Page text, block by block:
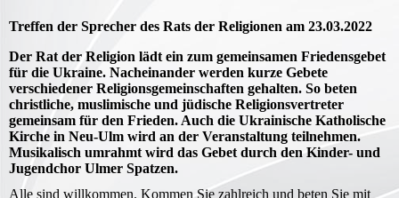
Treffen der Sprecher des Rats der Religionen am 23.03.2022
Der Rat der Religion lädt ein zum gemeinsamen Friedensgebet
für die Ukraine. Nacheinander werden kurze Gebete
verschiedener Religionsgemeinschaften gehalten. So beten
christliche, muslimische und jüdische Religionsvertreter
gemeinsam für den Frieden. Auch die Ukrainische Katholische
Kirche in Neu-Ulm wird an der Veranstaltung teilnehmen.
Musikalisch umrahmt wird das Gebet durch den Kinder- und
Jugendchor Ulmer Spatzen.
Alle sind willkommen. Kommen Sie zahlreich und beten Sie mit